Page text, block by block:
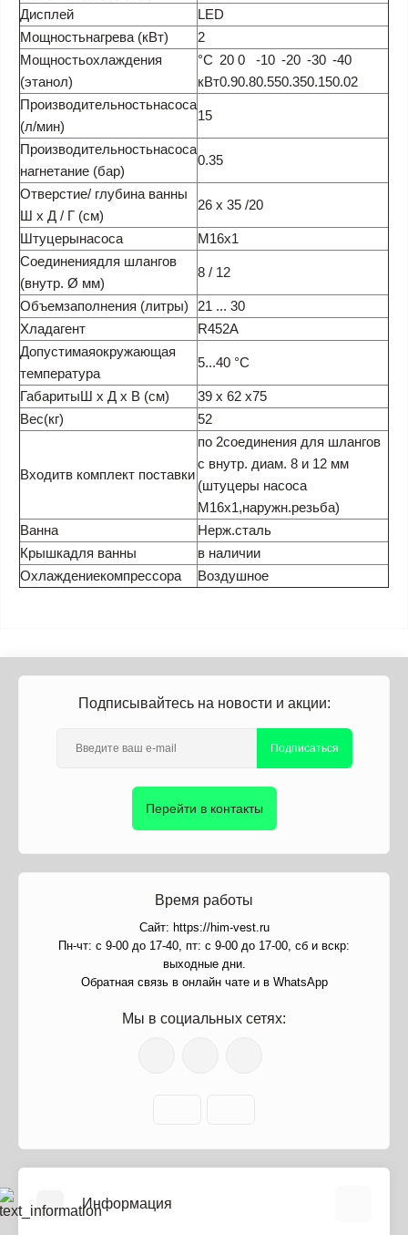
Дисплей
LED
Мощностьнагрева (кВт)
2
Мощностьохлаждения
(этанол)
°C 20 0 -10 -20 -30 -40
кВт0.90.80.550.350.150.02
Производительностьнасоса
(л/мин)
15
Производительностьнасоса
нагнетание (бар)
0.35
Отверстие/ глубина ванны
Ш х Д / Г (см)
26 x 35 /20
Штуцерынасоса
M16x1
Соединениядля шлангов
(внутр. Ø мм)
8 / 12
Объемзаполнения (литры)
21 ... 30
Хладагент
R452A
Допустимаяокружающая
температура
5...40 °C
ГабаритыШ х Д х В (см)
39 x 62 x75
Вес(кг)
52
Входитв комплект поставки
по 2соединения для шлангов
с внутр. диам. 8 и 12 мм
(штуцеры насоса
M16x1,наружн.резьба)
Ванна
Нерж.сталь
Крышкадля ванны
в наличии
Охлаждениекомпрессора
Воздушное
Подписывайтесь на новости и акции:
Подписаться
Перейти в контакты
Время работы
Сайт: https://him-vest.ru
Пн-чт: с 9-00 до 17-40, пт: с 9-00 до 17-00, сб и вскр:
выходные дни.
Обратная связь в онлайн чате и в WhatsApp
Мы в социальных сетях:
Информация